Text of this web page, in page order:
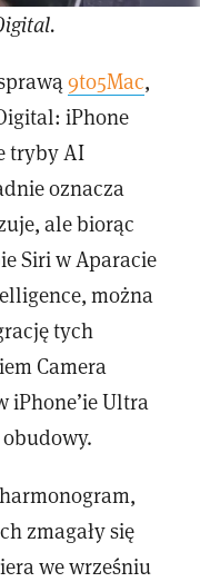
9to5Mac,
iPhone
tryby AI
oznacza
ale biorąc
Siri w Aparacie
można
tych
Camera
iPhone’ie Ultra
zmagały się
we wrześniu